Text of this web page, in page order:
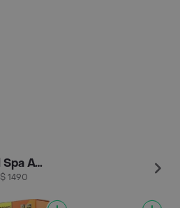
Tecnohogar. Cl Spa Av. Matta
$ 1490